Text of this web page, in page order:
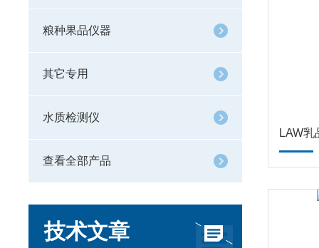
粮种果品仪器
其它专用
水质检测仪
查看全部产品
技术文章
LAW